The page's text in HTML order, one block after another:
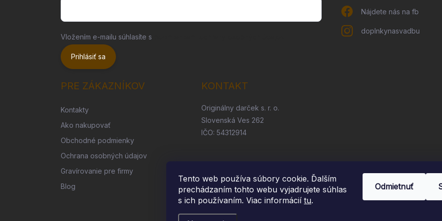
Tento web používa súbory cookie. Ďalším
prechádzaním tohto webu vyjadrujete súhlas
s ich používaním. Viac informácií tu.
Odmietnuť
Vložením e-mailu súhlasíte s
Prihlásiť sa
Nájdete nás na fb
doplnkynasvadbu
PRE ZÁKAZNÍKOV
Kontakty
Ako nakupovať
Obchodné podmienky
Ochrana osobných údajov
Gravírovanie pre firmy
Blog
KONTAKT
Originálny darček s. r. o.
Slovenská Ves 262
IČO: 54312914